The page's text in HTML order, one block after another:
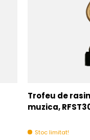
Trofeu de
muzica,
Stoc limitat!